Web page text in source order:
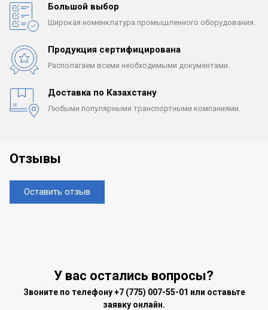
Большой выбор
Широкая номенклатура промышленного оборудования.
Продукция сертифицирована
Располагаем всеми необходимыми документами.
Доставка по Казахстану
Любыми популярными транспортными компаниями.
Отзывы
Оставить отзыв
У вас остались вопросы?
Звоните по телефону+7 (775) 007-55-01 или оставьте
заявку онлайн.